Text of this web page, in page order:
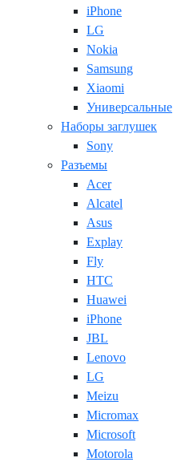
iPhone
LG
Nokia
Samsung
Xiaomi
Универсальные
Наборы заглушек
Sony
Разъемы
Acer
Alcatel
Asus
Explay
Fly
HTC
Huawei
iPhone
JBL
Lenovo
LG
Meizu
Micromax
Microsoft
Motorola